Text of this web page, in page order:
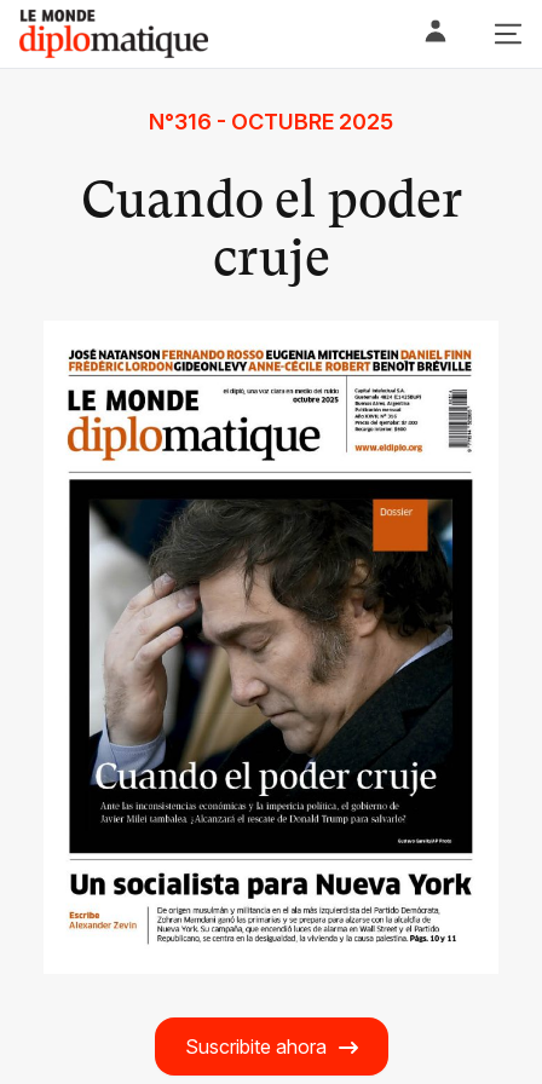
Skip
content
Le monde diplomatique
N°316 - OCTUBRE 2025
Cuando el poder
cruje
Suscribite ahora